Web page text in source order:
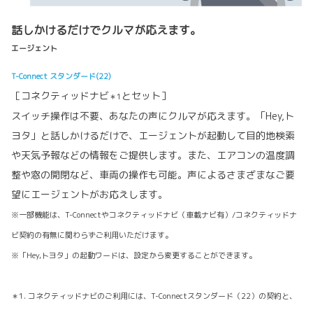
話しかけるだけでクルマが応えます。
エージェント
T-Connect スタンダード(22)
［コネクティッドナビ＊1 とセット］
スイッチ操作は不要、あなたの声にクルマが応えます。「Hey,ト
ヨタ」と話しかけるだけで、エージェントが起動して目的地検索
や天気予報などの情報をご提供します。また、エアコンの温度調
整や窓の開閉など、車両の操作も可能。声によるさまざまなご要
望にエージェントがお応えします。
※一部機能は、T-Connectやコネクティッドナビ（車載ナビ有）/コネクティッドナ
ビ契約の有無に関わらずご利用いただけます。
※「Hey,トヨタ」の起動ワードは、設定から変更することができます。
＊1. コネクティッドナビのご利用には、T-Connectスタンダード（22）の契約と、